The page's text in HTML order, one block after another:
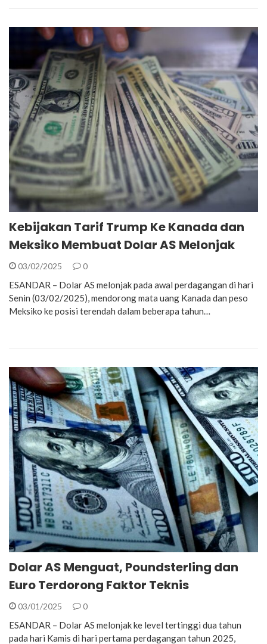
Kebijakan Tarif Trump Ke Kanada dan
Meksiko Membuat Dolar AS Melonjak
03/02/2025 0
ESANDAR – Dolar AS melonjak pada awal perdagangan di hari
Senin (03/02/2025), mendorong mata uang Kanada dan peso
Meksiko ke posisi terendah dalam beberapa tahun…
Dolar AS Menguat, Poundsterling dan
Euro Terdorong Faktor Teknis
03/01/2025 0
ESANDAR – Dolar AS melonjak ke level tertinggi dua tahun
pada hari Kamis di hari pertama perdagangan tahun 2025,